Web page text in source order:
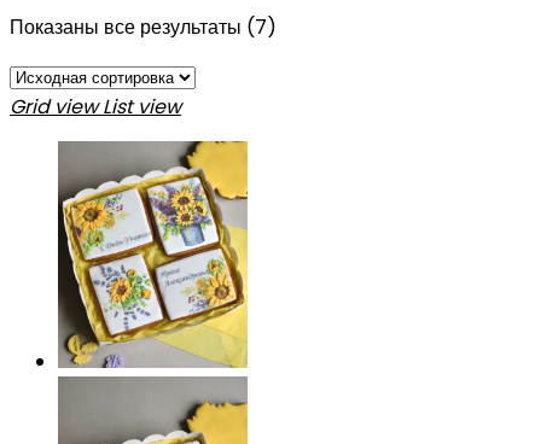
Показаны все результаты (7)
Grid view List view